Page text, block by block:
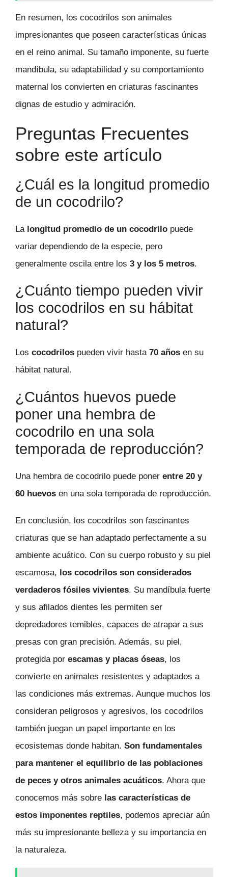
En resumen, los cocodrilos son animales
impresionantes que poseen características únicas
en el reino animal. Su tamaño imponente, su fuerte
mandíbula, su adaptabilidad y su comportamiento
maternal los convierten en criaturas fascinantes
dignas de estudio y admiración.
Preguntas Frecuentes
sobre este artículo
¿Cuál es la longitud promedio
de un cocodrilo?
La longitud promedio de un cocodrilo puede
variar dependiendo de la especie, pero
generalmente oscila entre los 3 y los 5 metros.
¿Cuánto tiempo pueden vivir
los cocodrilos en su hábitat
natural?
Los cocodrilos pueden vivir hasta 70 años en su
hábitat natural.
¿Cuántos huevos puede
poner una hembra de
cocodrilo en una sola
temporada de reproducción?
Una hembra de cocodrilo puede poner entre 20 y
60 huevos en una sola temporada de reproducción.
En conclusión, los cocodrilos son fascinantes
criaturas que se han adaptado perfectamente a su
ambiente acuático. Con su cuerpo robusto y su piel
escamosa, los cocodrilos son considerados
verdaderos fósiles vivientes. Su mandíbula fuerte
y sus afilados dientes les permiten ser
depredadores temibles, capaces de atrapar a sus
presas con gran precisión. Además, su piel,
protegida por escamas y placas óseas, los
convierte en animales resistentes y adaptados a
las condiciones más extremas. Aunque muchos los
consideran peligrosos y agresivos, los cocodrilos
también juegan un papel importante en los
ecosistemas donde habitan. Son fundamentales
para mantener el equilibrio de las poblaciones
de peces y otros animales acuáticos. Ahora que
conocemos más sobre las características de
estos imponentes reptiles, podemos apreciar aún
más su impresionante belleza y su importancia en
la naturaleza.